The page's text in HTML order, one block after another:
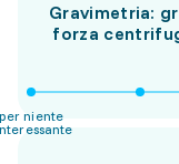
Gravimetria:
forza
niente